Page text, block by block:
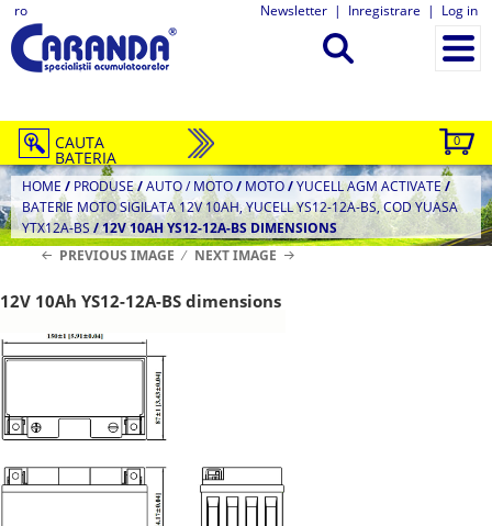
ro Newsletter | Inregistrare | Log in
0
CAUTA
BATERIA
HOME / PRODUSE/AUTO / MOTO/ MOTO/YUCELL AGM ACTIVATE/
BATERIE MOTO SIGILATA 12V 10AH, YUCELL YS12-12A-BS, COD YUASA
YTX12A-BS/12V 10AH YS12-12A-BS DIMENSIONS
PREVIOUS IMAGE
NEXT IMAGE
12V 10Ah YS12-12A-BS dimensions